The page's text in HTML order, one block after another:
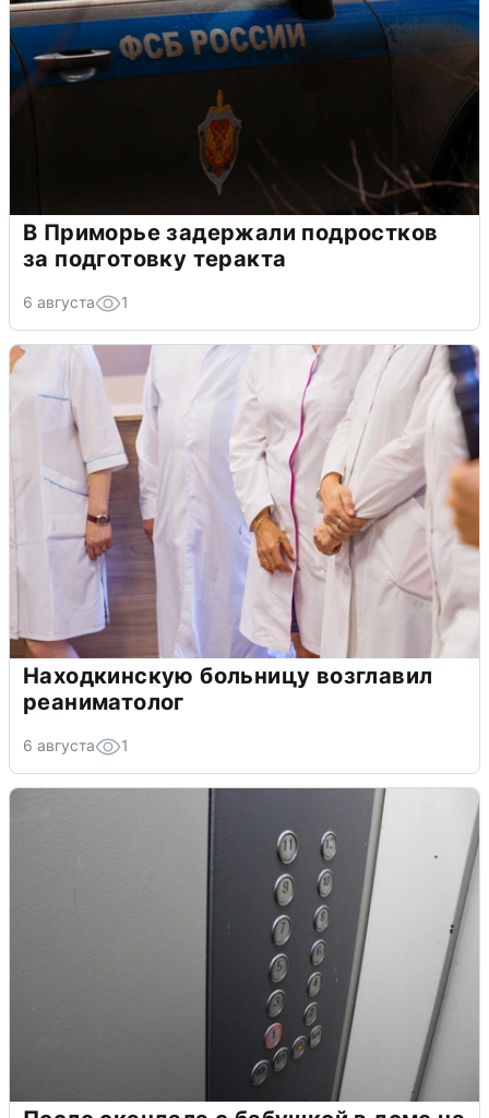
В Приморье задержали подростков
за подготовку теракта
6 августа 1
Находкинскую больницу возглавил
реаниматолог
6 августа 1